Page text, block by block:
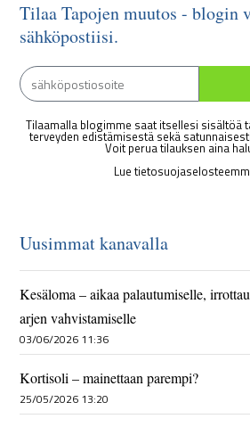
Tilaa Tapojen muutos - blogin
sähköpostiisi.
Tilaamalla blogimme saat itsellesi sisältöä
terveyden edistämisestä sekä
Voit perua tilauksen aina
Lue
Uusimmat kanavalla
Kesäloma – aikaa palautumiselle,
arjen vahvistamiselle
03/06/2026 11:36
Kortisoli – mainettaan parempi?
25/05/2026 13:20